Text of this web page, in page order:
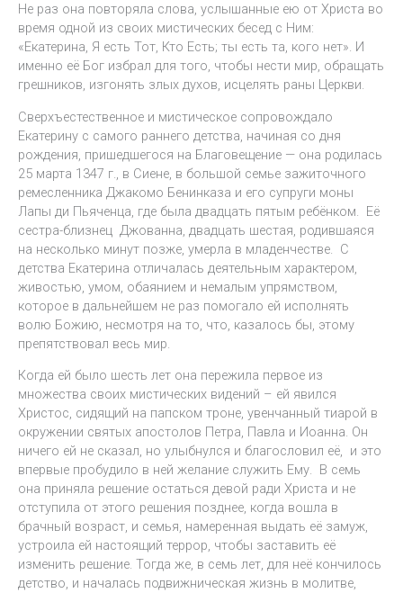
Не раз она повторяла слова, услышанные ею от Христа во
время одной из своих мистических бесед с Ним:
«Екатерина, Я есть Тот, Кто Есть; ты есть та, кого нет». И
именно её Бог избрал для того, чтобы нести мир, обращать
грешников, изгонять злых духов, исцелять раны Церкви.
Сверхъестественное и мистическое сопровождало
Екатерину с самого раннего детства, начиная со дня
рождения, пришедшегося на Благовещение — она родилась
25 марта 1347 г., в Сиене, в большой семье зажиточного
ремесленника Джакомо Бенинказа и его супруги моны
Лапы ди Пьяченца, где была двадцать пятым ребёнком. Её
сестра-близнец Джованна, двадцать шестая, родившаяся
на несколько минут позже, умерла в младенчестве. С
детства Екатерина отличалась деятельным характером,
живостью, умом, обаянием и немалым упрямством,
которое в дальнейшем не раз помогало ей исполнять
волю Божию, несмотря на то, что, казалось бы, этому
препятствовал весь мир.
Когда ей было шесть лет она пережила первое из
множества своих мистических видений – ей явился
Христос, сидящий на папском троне, увенчанный тиарой в
окружении святых апостолов Петра, Павла и Иоанна. Он
ничего ей не сказал, но улыбнулся и благословил её, и это
впервые пробудило в ней желание служить Ему. В семь
она приняла решение остаться девой ради Христа и не
отступила от этого решения позднее, когда вошла в
брачный возраст, и семья, намеренная выдать её замуж,
устроила ей настоящий террор, чтобы заставить её
изменить решение. Тогда же, в семь лет, для неё кончилось
детство, и началась подвижническая жизнь в молитве,